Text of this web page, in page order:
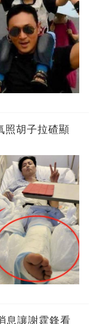
照胡子拉碴顯
息讓謝霆鋒看